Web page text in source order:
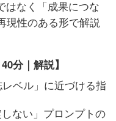
はなく「成果につな
現性のある形で解説
分｜解説】
ベル」に近づける指
ない」プロンプトの